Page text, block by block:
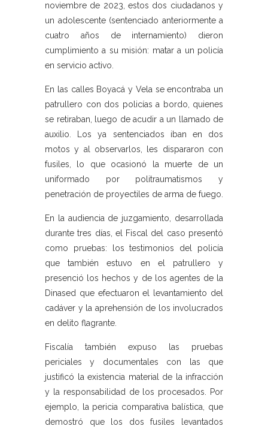
noviembre de 2023, estos dos ciudadanos y
un adolescente (sentenciado anteriormente a
cuatro años de internamiento) dieron
cumplimiento a su misión: matar a un policía
en servicio activo.
En las calles Boyacá y Vela se encontraba un
patrullero con dos policías a bordo, quienes
se retiraban, luego de acudir a un llamado de
auxilio. Los ya sentenciados iban en dos
motos y al observarlos, les dispararon con
fusiles, lo que ocasionó la muerte de un
uniformado por politraumatismos y
penetración de proyectiles de arma de fuego.
En la audiencia de juzgamiento, desarrollada
durante tres días, el Fiscal del caso presentó
como pruebas: los testimonios del policía
que también estuvo en el patrullero y
presenció los hechos y de los agentes de la
Dinased que efectuaron el levantamiento del
cadáver y la aprehensión de los involucrados
en delito flagrante.
Fiscalía también expuso las pruebas
periciales y documentales con las que
justificó la existencia material de la infracción
y la responsabilidad de los procesados. Por
ejemplo, la pericia comparativa balística, que
demostró que los dos fusiles levantados